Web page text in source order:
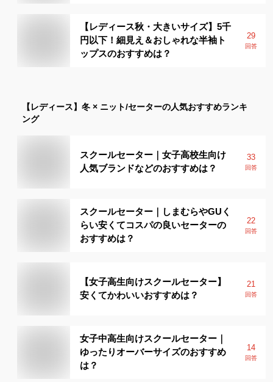
【レディース秋・大きいサイズ】5千
円以下！細見え＆おしゃれな半袖ト
ップスのおすすめは？
29
回答
【レディース】 冬 × ニット/セーターの人気おすすめランキ
ング
スクールセーター｜女子高校生向け
人気ブランドなどのおすすめは？
33
回答
スクールセーター｜しまむらやGUく
らい安くてコスパの良いセーターの
おすすめは？
22
回答
【女子高生向けスクールセーター】
安くてかわいいおすすめは？
21
回答
女子中高生向けスクールセーター｜
ゆったりオーバーサイズのおすすめ
は？
14
回答